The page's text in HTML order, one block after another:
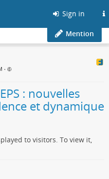
Sign in
Mention
•
: nouvelles
et dynamique
to visitors. To view it,